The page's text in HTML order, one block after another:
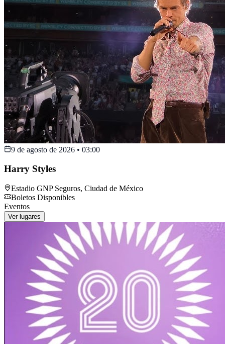
9 de agosto de 2026 • 03:00
Harry Styles
Estadio GNP Seguros, Ciudad de México
Boletos Disponibles
Eventos
Ver lugares